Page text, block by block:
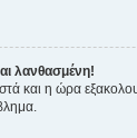
λανθασμένη!
και η ώρα